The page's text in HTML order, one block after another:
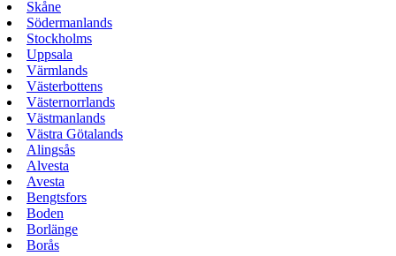
Skåne
Södermanlands
Stockholms
Uppsala
Värmlands
Västerbottens
Västernorrlands
Västmanlands
Västra Götalands
Alingsås
Alvesta
Avesta
Bengtsfors
Boden
Borlänge
Borås